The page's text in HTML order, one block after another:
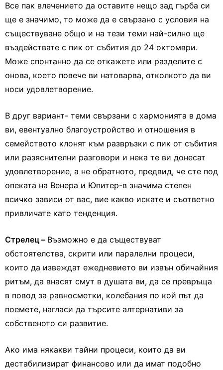
Все пак влечението да оставите нещо зад гърба си
ще е значимо, то може да е свързано с условия на
съществуване общо и на тези теми най-силно ще
въздействате с пик от събития до 24 октомври.
Може спонтанно да се откажете или разделите с
онова, което повече ви натоварва, отколкото да ви
носи удовлетворение.
В друг вариант- теми свързани с хармонията в дома
ви, евентуално благоустройство и отношения в
семейството клонят към развръзки с пик от събития
или разяснителни разговори и нека те ви донесат
удовлетворение, а не обратното, предвид, че сте под
опеката на Венера и Юпитер-в значима степен
всичко зависи от вас, вие какво искате и съответно
привличате като тенденция.
Стрелец – Възможно е да съществуват
обстоятелства, скрити или паралелни процеси,
които да извеждат ежедневието ви извън обичайния
ритъм, да внасят смут в душата ви, да се превръща
в повод за равносметки, колебания по кой път да
поемете, нагласи да търсите алтернативи за
собственото си развитие.
Ако има някакви тайни процеси, които да ви
дестабилизират финансово или да имат подобно